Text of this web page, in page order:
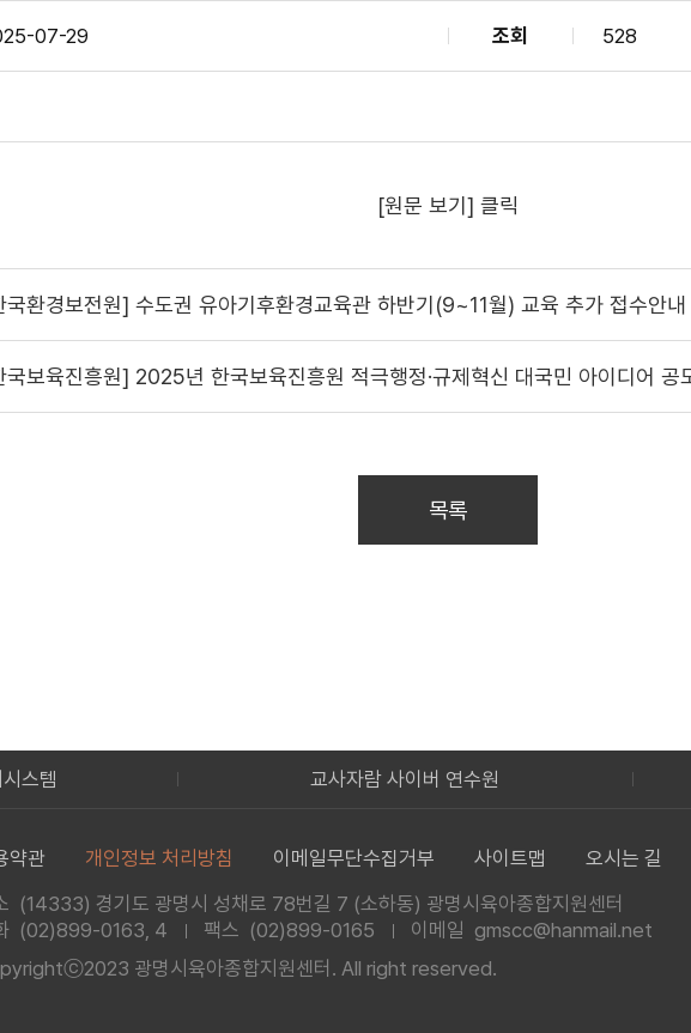
07-29 조회 528
[원문 보기] 클릭
국환경보전원] 수도권 유아기후환경교육관 하반기(9~11월) 교육 추가 접수안내
국보육진흥원] 2025년 한국보육진흥원 적극행정·규제혁신 대국민 아이디어 공
목록
스템 교사자람 사이버 연수원
약관 개인정보 처리방침 이메일무단수집거부 사이트맵
오시는 길
(14333) 경기도 광명시 성채로 78번길 7 (소하동) 광명시육아종합지원센터
(02)899-0163, 4 팩스 (02)899-0165
이메일 gmscc@hanmail.net
광명시육아종합지원센터. All right reserved.